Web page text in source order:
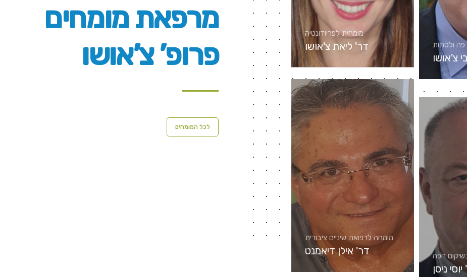
מרפאת מומחים
פרופ’ צ’אושו
לכל המומחים
מומחית לפריודונטיה
דר' ליאת צ'אושו פה ולסתות
צ'אושו
מומחה לרפואת שיניים ציבורית
דר' אילן דיאמנט הפה
ניסן